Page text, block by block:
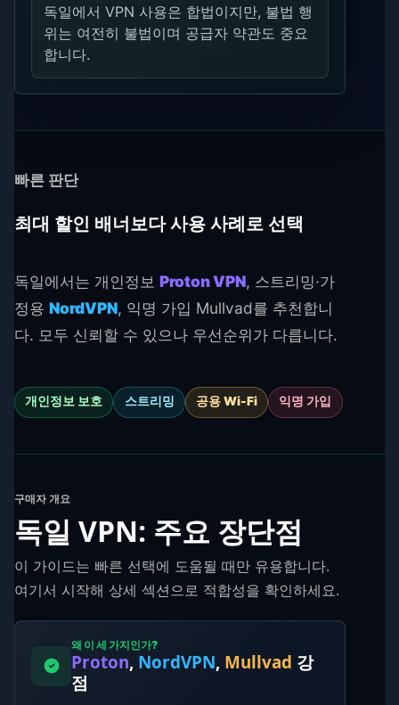
독일에서 VPN 사용은 합법이지만, 불법 행
위는 여전히 불법이며 공급자 약관도 중요
합니다.
빠른 판단
최대 할인 배너보다 사용 사례로 선택
독일에서는 개인정보 Proton VPN, 스트리밍·가
정용 NordVPN, 익명 가입 Mullvad를 추천합니
다. 모두 신뢰할 수 있으나 우선순위가 다릅니다.
개인정보 보호 스트리밍 공용 Wi-Fi 익명 가입
구매자 개요
독일 VPN: 주요 장단점
이 가이드는 빠른 선택에 도움될 때만 유용합니다.
여기서 시작해 상세 섹션으로 적합성을 확인하세요.
왜 이 세 가지인가?
Proton, NordVPN, Mullvad 강
점